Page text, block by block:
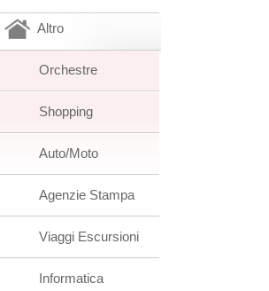
Altro
Orchestre
Shopping
Auto/Moto
Agenzie Stampa
Viaggi Escursioni
Informatica